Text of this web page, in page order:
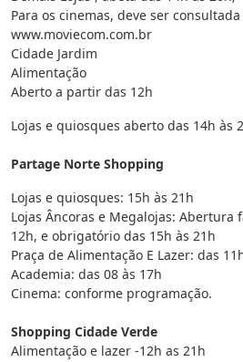
Para os cinemas, deve ser
www.moviecom.com.br
Cidade Jardim
Alimentação
Aberto a partir das 12h
Lojas e quiosques aberto das 14h às
Partage Norte Shopping
Lojas e quiosques: 15h às 21h
Lojas Âncoras e Megalojas: Abertura
12h, e obrigatório das 15h às 21h
Praça de Alimentação E Lazer: das
Academia: das 08 às 17h
Cinema: conforme programação.
Shopping Cidade Verde
Alimentação e lazer -12h as 21h